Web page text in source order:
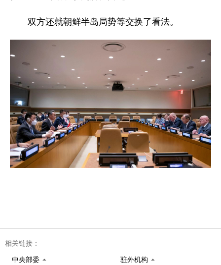
双方还就朝鲜半岛局势等交换了看法。
相关链接：
中央部委 驻外机构